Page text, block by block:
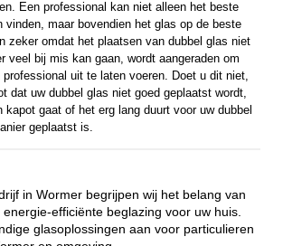
Een professional kan niet alleen het beste
vinden, maar bovendien het glas op de beste
zeker omdat het plaatsen van dubbel glas niet
veel bij mis kan gaan, wordt aangeraden om
uit te laten voeren. Doet u dit niet,
dat uw dubbel glas niet goed geplaatst wordt,
kapot gaat of het erg lang duurt voor uw dubbel
geplaatst is.
in Wormer begrijpen wij het belang van
efficiënte beglazing voor uw huis.
glasoplossingen aan voor particulieren